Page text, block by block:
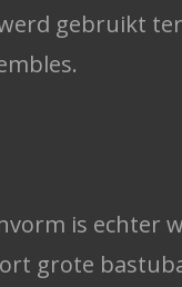
gebruikt ter
is echter
grote